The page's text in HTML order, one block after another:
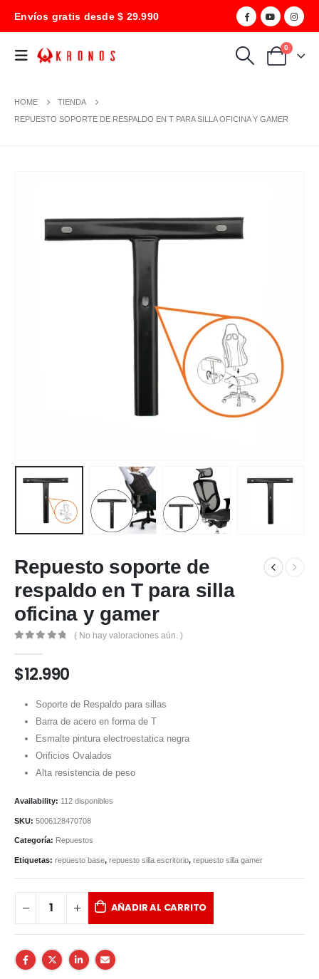
Envíos gratis desde $ 29.990
0
HOME
TIENDA
REPUESTO SOPORTE DE RESPALDO EN T PARA SILLA OFICINA Y GAMER
Repuesto soporte de
respaldo en T para silla
oficina y gamer
( No hay valoraciones aún. )
$12.990
Soporte de Respaldo para sillas
Barra de acero en forma de T
Esmalte pintura electroestatica negra
Orificios Ovalados
Alta resistencia de peso
Availability: 112 disponibles
SKU: 5006128470708
Categoría: Repuestos
Etiquetas: repuesto base, repuesto silla escritorio, repuesto silla gamer
AÑADIR AL CARRITO